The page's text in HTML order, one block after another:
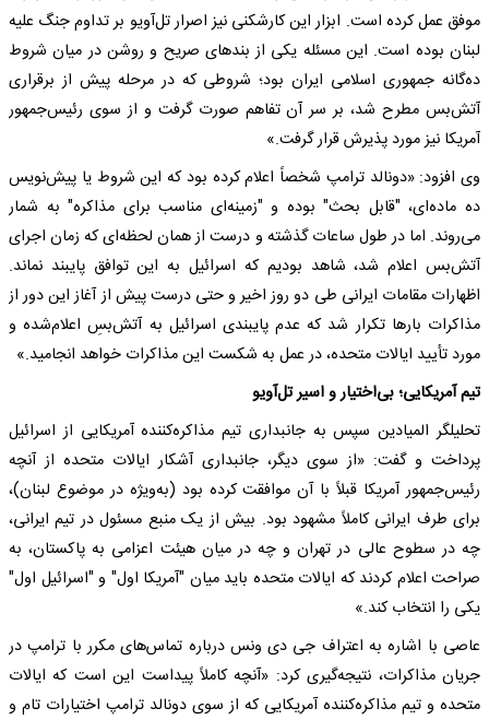
موفق عمل کرده است. ابزار این کارشکنی نیز اصرار تل‌آویو بر تداوم جنگ علیه
لبنان بوده است. این مسئله یکی از بندهای صریح و روشن در میان شروط
ده‌گانه جمهوری اسلامی ایران بود؛ شروطی که در مرحله پیش از برقراری
آتش‌بس مطرح شد، بر سر آن تفاهم صورت گرفت و از سوی رئیس‌جمهور
آمریکا نیز مورد پذیرش قرار گرفت.»
وی افزود: «دونالد ترامپ شخصاً اعلام کرده بود که این شروط یا پیش‌نویس
ده ماده‌ای، "قابل بحث" بوده و "زمینه‌ای مناسب برای مذاکره" به شمار
می‌روند. اما در طول ساعات گذشته و درست از همان لحظه‌ای که زمان اجرای
آتش‌بس اعلام شد، شاهد بودیم که اسرائیل به این توافق پایبند نماند.
اظهارات مقامات ایرانی طی دو روز اخیر و حتی درست پیش از آغاز این دور از
مذاکرات بارها تکرار شد که عدم پایبندی اسرائیل به آتش‌بسِ اعلام‌شده و
مورد تأیید ایالات متحده، در عمل به شکست این مذاکرات خواهد انجامید.»
تیم آمریکایی؛ بی‌اختیار و اسیر تل‌آویو
تحلیلگر المیادین سپس به جانبداری تیم مذاکره‌کننده آمریکایی از اسرائیل
پرداخت و گفت: «از سوی دیگر، جانبداری آشکار ایالات متحده از آنچه
رئیس‌جمهور آمریکا قبلاً با آن موافقت کرده بود (به‌ویژه در موضوع لبنان)،
برای طرف ایرانی کاملاً مشهود بود. بیش از یک منبع مسئول در تیم ایرانی،
چه در سطوح عالی در تهران و چه در میان هیئت اعزامی به پاکستان، به
صراحت اعلام کردند که ایالات متحده باید میان "آمریکا اول" و "اسرائیل اول"
یکی را انتخاب کند.»
عاصی با اشاره به اعتراف جی دی ونس درباره تماس‌های مکرر با ترامپ در
جریان مذاکرات، نتیجه‌گیری کرد: «آنچه کاملاً پیداست این است که ایالات
متحده و تیم مذاکره‌کننده آمریکایی که از سوی دونالد ترامپ اختیارات تام و